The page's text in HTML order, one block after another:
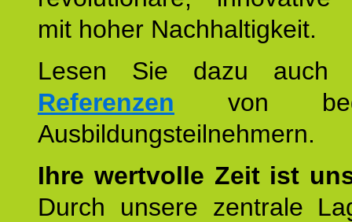
mit hoher Nachhaltigkeit.
Lesen Sie dazu
Referenzen von
Ausbildungsteilnehmern.
Ihre wertvolle Zeit ist
Durch unsere zentrale